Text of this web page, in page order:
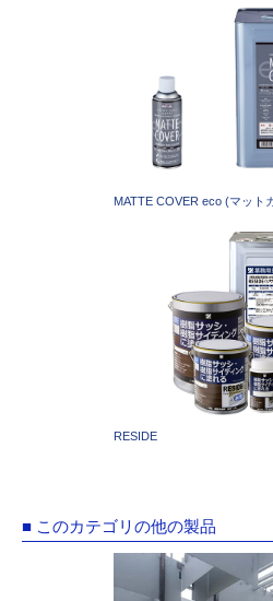
MATTE COVER eco (マット
RESIDE
■ このカテゴリの他の製品